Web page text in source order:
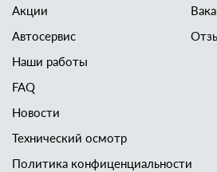
Акции
Автосервис
Наши работы
FAQ
Новости
Технический осмотр
Политика конфиценциальности